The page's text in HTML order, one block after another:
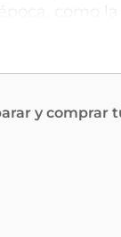
como
Dunk
sneakers.
el vivo
solo una
y